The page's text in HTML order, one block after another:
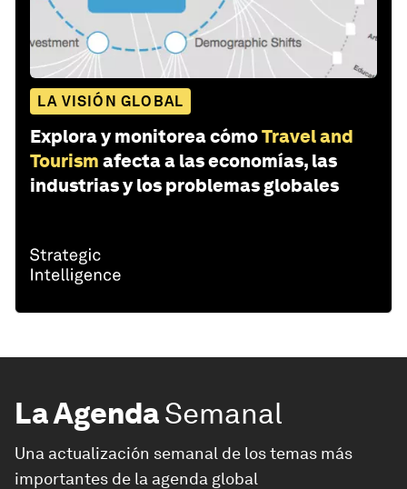
LA VISIÓN GLOBAL
Explora y monitorea cómoTravel and
Tourism afecta a las economías, las
industrias y los problemas globales
La AgendaSemanal
Una actualización semanal de los temas más
importantes de la agenda global